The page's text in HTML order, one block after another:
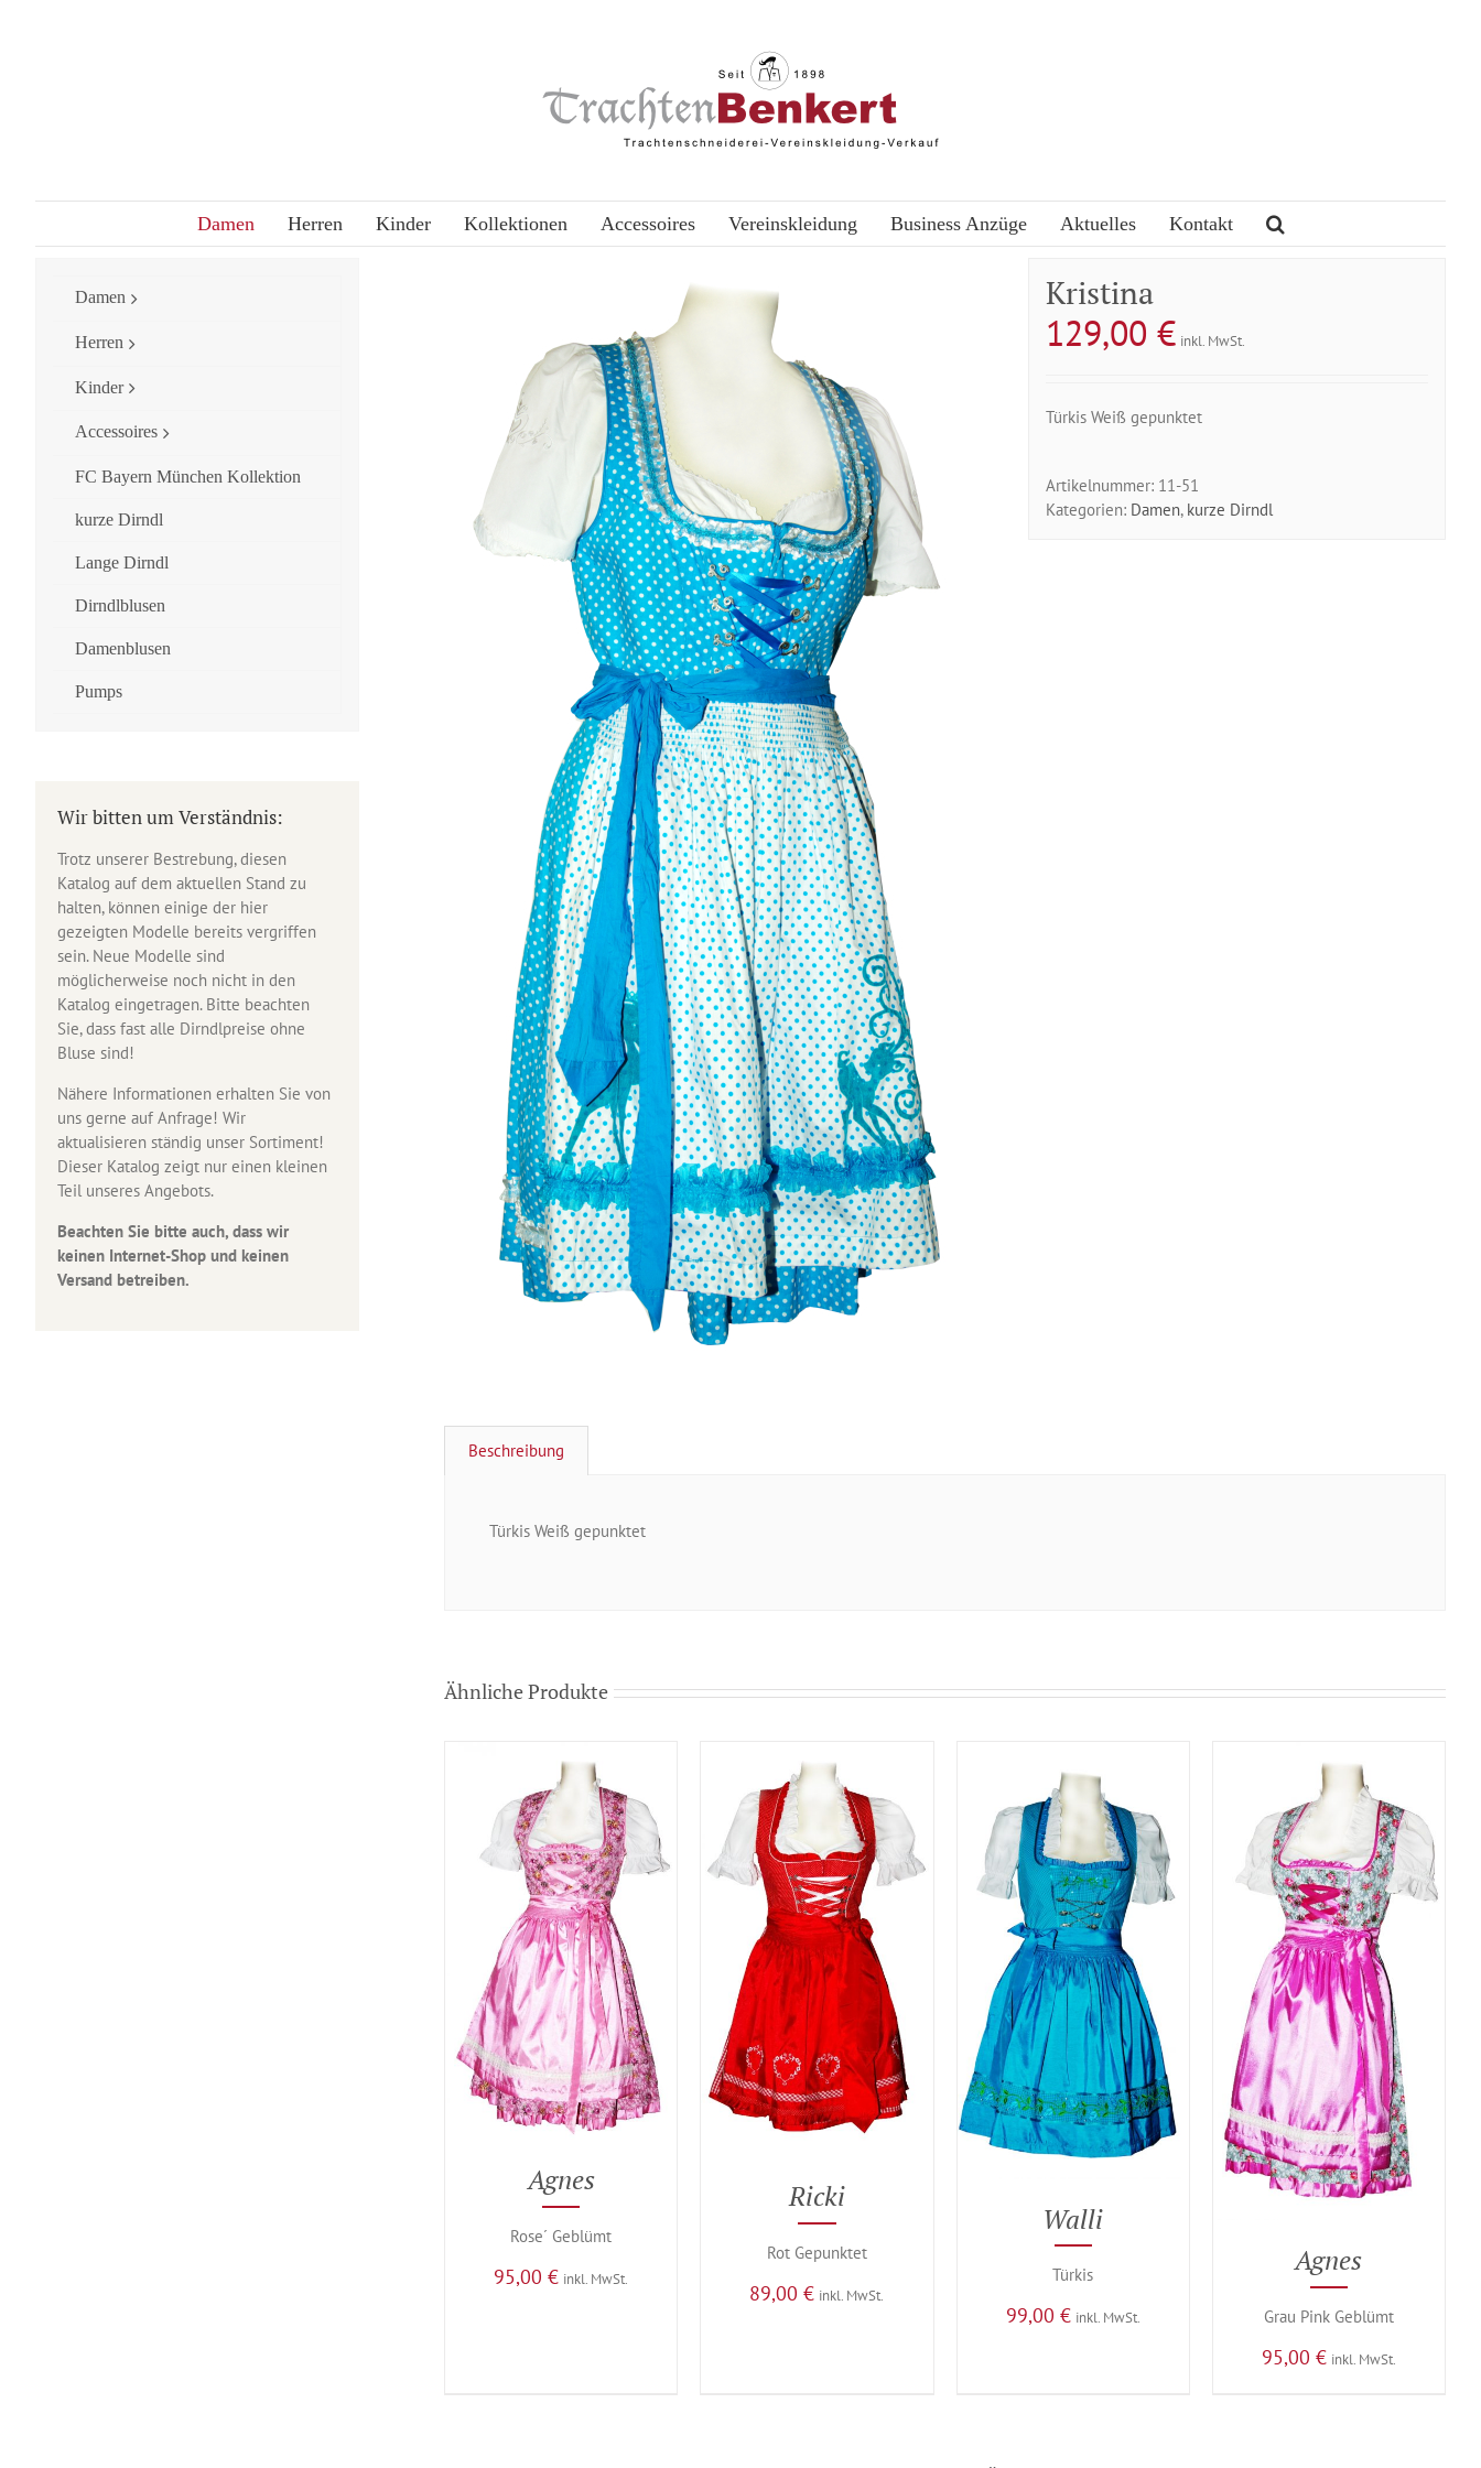
Damen Herren Kinder Kollektionen Accessoires Vereinskleidung Business Anzüge Aktuelles Kontakt
Kristina
129,00€ inkl. MwSt.
Türkis Weiß gepunktet
Artikelnummer: 11-51
Kategorien: Damen, kurze Dirndl
Beschreibung
Türkis Weiß gepunktet
Ähnliche Produkte
Agnes
Rose´ Geblümt
95,00€ inkl. MwSt.
Ricki
Rot Gepunktet
89,00€ inkl. MwSt.
Walli
Türkis
99,00 € inkl. MwSt.
Agnes
Grau Pink Geblümt
95,00 € inkl. MwSt.
Damen
Herren
Kinder
Accessoires
FC Bayern München Kollektion
kurze Dirndl
Lange Dirndl
Dirndlblusen
Damenblusen
Pumps
Wir bitten um Verständnis:
Trotz unserer Bestrebung, diesen
Katalog auf dem aktuellen Stand zu
halten, können einige der hier
gezeigten Modelle bereits vergriffen
sein. Neue Modelle sind
möglicherweise noch nicht in den
Katalog eingetragen. Bitte beachten
Sie, dass fast alle Dirndlpreise ohne
Bluse sind!
Nähere Informationen erhalten Sie von
uns gerne auf Anfrage! Wir
aktualisieren ständig unser Sortiment!
Dieser Katalog zeigt nur einen kleinen
Teil unseres Angebots.
Beachten Sie bitte auch, dass wir
keinen Internet-Shop und keinen
Versand betreiben.